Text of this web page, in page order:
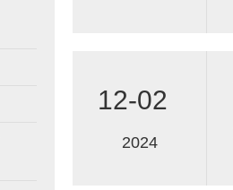
12-02
2024